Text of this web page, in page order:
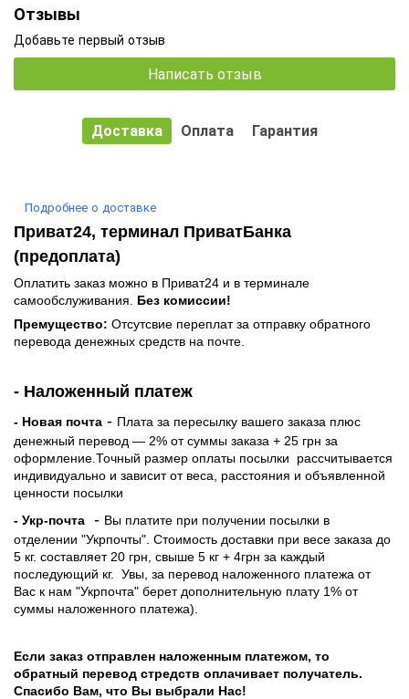
Отзывы
Добавьте первый отзыв
Написать отзыв
Доставка Оплата Гарантия
Подробнее о доставке
Приват24, терминал ПриватБанка
(предоплата)
Оплатить заказ можно в Приват24 и в терминале
самообслуживания. Без комиссии!
Премущество: Отсутсвие переплат за отправку обратного
перевода денежных средств на почте.
- Наложенный платеж
- Новая почта - Плата за пересылку вашего заказа плюс
денежный перевод — 2% от суммы заказа + 25 грн за
оформление.Точный размер оплаты посылки рассчитывается
индивидуально и зависит от веса, расстояния и объявленной
ценности посылки
- Укр-почта
- Вы платите при получении посылки в
отделении "Укрпочты". Стоимость доставки при весе заказа до
5 кг. составляет 20 грн, свыше 5 кг + 4грн за каждый
последующий кг. Увы, за перевод наложенного платежа от
Вас к нам "Укрпочта" берет дополнительную плату 1% от
суммы наложенного платежа).
Если заказ отправлен наложенным платежом, то
обратный перевод стредств оплачивает получатель.
Спасибо Вам, что Вы выбрали Нас!